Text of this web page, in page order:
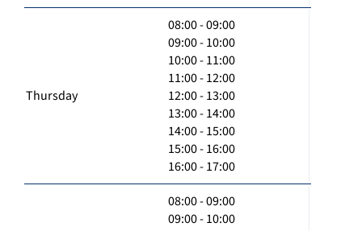
Thursday
08:00 - 09:00
09:00 - 10:00
10:00 - 11:00
11:00 - 12:00
12:00 - 13:00
13:00 - 14:00
14:00 - 15:00
15:00 - 16:00
16:00 - 17:00
08:00 - 09:00
09:00 - 10:00